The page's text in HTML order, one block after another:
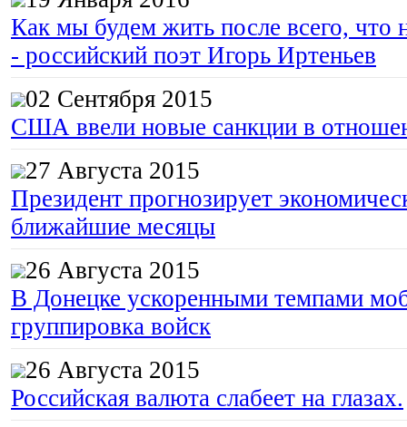
Как мы будем жить после всего, что
- российский поэт Игорь Иртеньев
02 Сентября 2015
США ввели новые санкции в
27 Августа 2015
Президент прогнозирует
ближайшие месяцы
26 Августа 2015
В Донецке ускоренными темпами
группировка войск
26 Августа 2015
Российская валюта слабеет на глазах.